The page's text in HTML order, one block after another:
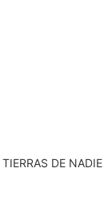
TIERRAS DE NADIE